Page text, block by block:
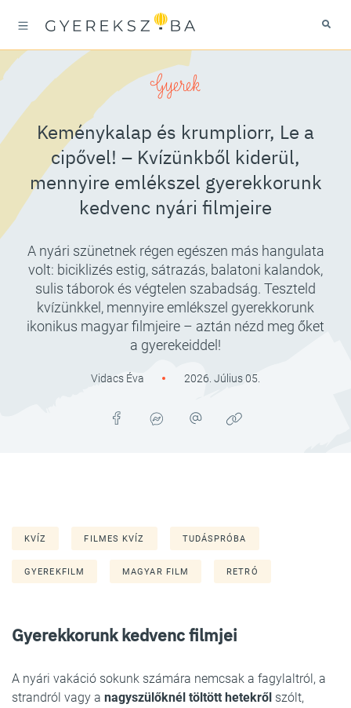
Gyerek
Keménykalap és krumpliorr, Le a
cipővel! – Kvízünkből kiderül,
mennyire emlékszel gyerekkorunk
kedvenc nyári filmjeire
A nyári szünetnek régen egészen más hangulata
volt: biciklizés estig, sátrazás, balatoni kalandok,
sulis táborok és végtelen szabadság. Teszteld
kvízünkkel, mennyire emlékszel gyerekkorunk
ikonikus magyar filmjeire – aztán nézd meg őket
a gyerekeiddel!
Vidacs Éva 2026. Július 05.
KVÍZ FILMES KVÍZ TUDÁSPRÓBA
GYEREKFILM MAGYAR FILM RETRÓ
Gyerekkorunk kedvenc filmjei
A nyári vakáció sokunk számára nemcsak a fagylaltról, a
strandról vagy a nagyszülőknél töltött hetekről szólt,